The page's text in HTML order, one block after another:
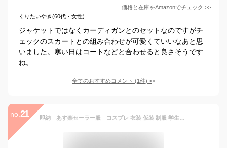
価格と在庫をAmazonでチェック >>
くりたいやき(60代・女性)
ジャケットではなくカーディガンとのセットなのですがチ
ェックのスカートとの組み合わせが可愛くていいなあと思
いました。寒い日はコートなどと合わせると良さそうです
ね。
全てのおすすめコメント (1件) >
no. 21 即納 あす楽セーラー服 コスプレ 衣装 仮装 制服 学生服 長袖白色＋灰色スカート 上下セット 女子JK制服 高校生 可愛い 学園祭 大人 レディース セーラー服 セクシー コスチューム衣装